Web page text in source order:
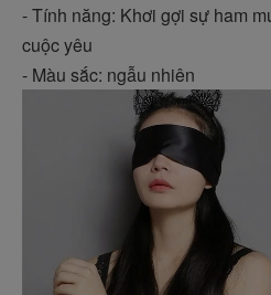
- Tính năng: Khơi gợi sự ham
cuộc yêu
- Màu sắc: ngẫu nhiên